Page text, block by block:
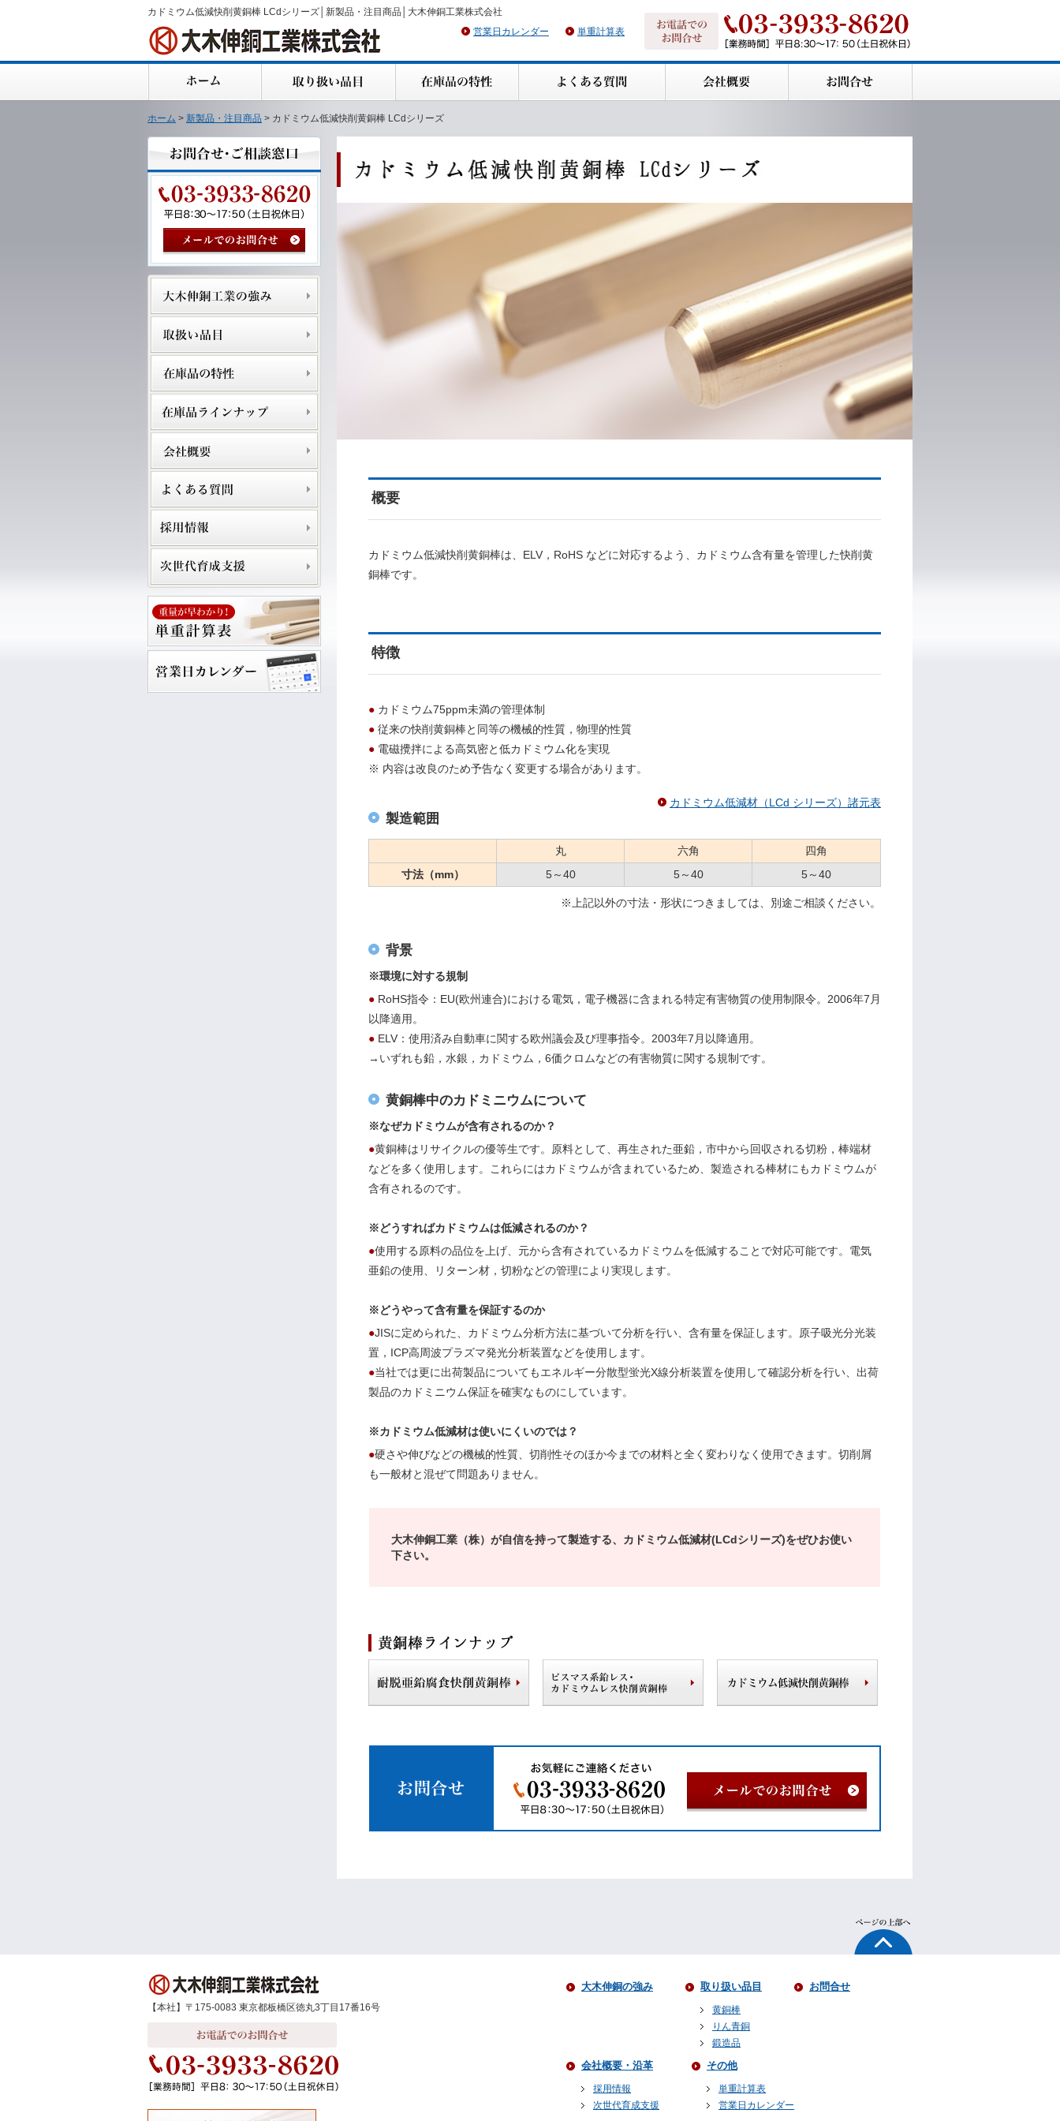
カドミウム低減快削黄銅棒 LCdシリーズ│新製品・注目商品│大木伸銅工業株式会社
営業日カレンダー
単重計算表
ホーム > 新製品・注目商品 > カドミウム低減快削黄銅棒 LCdシリーズ
概要
カドミウム低減快削黄銅棒は、ELV，RoHS などに対応するよう、カドミウム含有量を管理した快削黄
銅棒です。
特徴
● カドミウム75ppm未満の管理体制
● 従来の快削黄銅棒と同等の機械的性質，物理的性質
● 電磁攪拌による高気密と低カドミウム化を実現
※ 内容は改良のため予告なく変更する場合があります。
カドミウム低減材（LCd シリーズ）諸元表
製造範囲
丸 六角
四角
寸法（mm）
5～40 5～40 5～40
※上記以外の寸法・形状につきましては、別途ご相談ください。
背景
※環境に対する規制
● RoHS指令：EU(欧州連合)における電気，電子機器に含まれる特定有害物質の使用制限令。2006年7月
以降適用。
● ELV：使用済み自動車に関する欧州議会及び理事指令。2003年7月以降適用。
→いずれも鉛，水銀，カドミウム，6価クロムなどの有害物質に関する規制です。
黄銅棒中のカドミニウムについて
※なぜカドミウムが含有されるのか？
●黄銅棒はリサイクルの優等生です。原料として、再生された亜鉛，市中から回収される切粉，棒端材
などを多く使用します。これらにはカドミウムが含まれているため、製造される棒材にもカドミウムが
含有されるのです。
※どうすればカドミウムは低減されるのか？
●使用する原料の品位を上げ、元から含有されているカドミウムを低減することで対応可能です。電気
亜鉛の使用、リターン材，切粉などの管理により実現します。
※どうやって含有量を保証するのか
●JISに定められた、カドミウム分析方法に基づいて分析を行い、含有量を保証します。原子吸光分光装
置，ICP高周波プラズマ発光分析装置などを使用します。
●当社では更に出荷製品についてもエネルギー分散型蛍光X線分析装置を使用して確認分析を行い、出荷
製品のカドミニウム保証を確実なものにしています。
※カドミウム低減材は使いにくいのでは？
●硬さや伸びなどの機械的性質、切削性そのほか今までの材料と全く変わりなく使用できます。切削屑
も一般材と混ぜて問題ありません。
大木伸銅工業（株）が自信を持って製造する、カドミウム低減材(LCdシリーズ)をぜひお使い
下さい。
【本社】〒175-0083 東京都板橋区徳丸3丁目17番16号
大木伸銅の強み 取り扱い品目
黄銅棒
りん青銅
鍛造品
お問合せ
会社概要・沿革
採用情報
次世代育成支援
その他
単重計算表
営業日カレンダー